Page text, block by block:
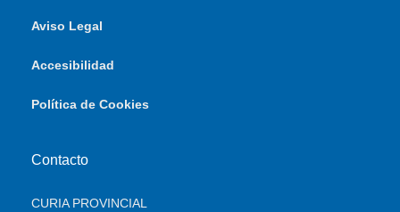
Aviso Legal
Accesibilidad
Política de Cookies
Contacto
CURIA PROVINCIAL